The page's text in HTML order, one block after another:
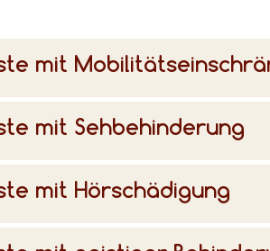
mit
mit Sehbehinderung
mit Hörschädigung